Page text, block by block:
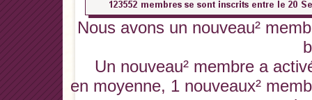
Nous avons un nouveau²
Un nouveau² membre a
en moyenne, 1 nouveaux²